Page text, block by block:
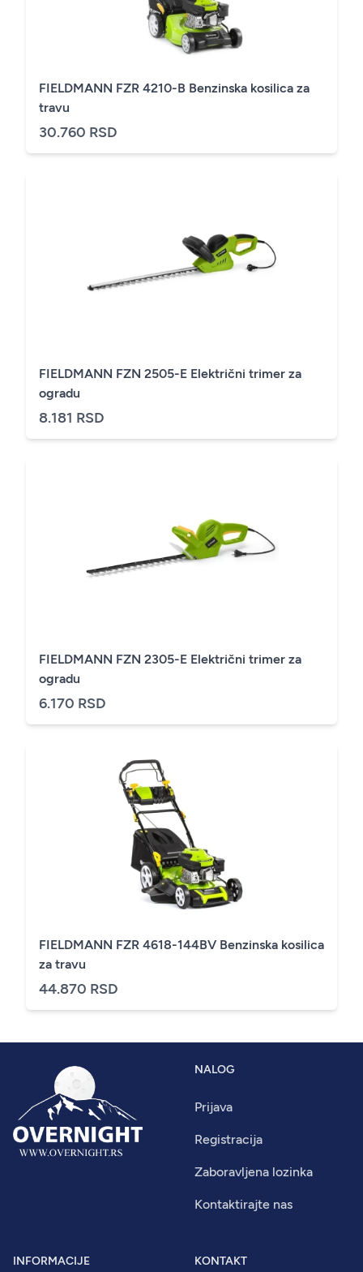
FIELDMANN FZR 4210-B Benzinska kosilica za
travu
30.760 RSD
FIELDMANN FZN 2505-E Električni trimer za
ogradu
8.181 RSD
FIELDMANN FZN 2305-E Električni trimer za
ogradu
6.170 RSD
FIELDMANN FZR 4618-144BV Benzinska kosilica
za travu
44.870 RSD
NALOG
Prijava
Registracija
Zaboravljena lozinka
Kontaktirajte nas
INFORMACIJE KONTAKT